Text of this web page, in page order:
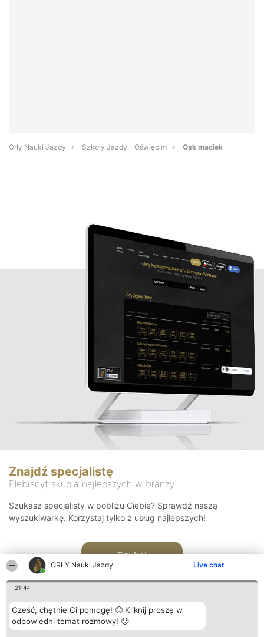
ORŁY Nauki Jazdy Live chat
21:44
Cześć, chętnie Ci pomogę! 🙂 Kliknij proszę w
odpowiedni temat rozmowy! 🙂
Orły Nauki Jazdy Szkoły Jazdy - Oświęcim Osk maciek
Znajdź specjalistę
Plebiscyt skupia najlepszych w branży
Szukasz specjalisty w pobliżu Ciebie? Sprawdź naszą
wyszukiwarkę. Korzystaj tylko z usług najlepszych!
Szukaj